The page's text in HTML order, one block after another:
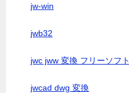
jw-win
jwb32
jwc jww 変換 フリーソフト
jwcad dwg 変換